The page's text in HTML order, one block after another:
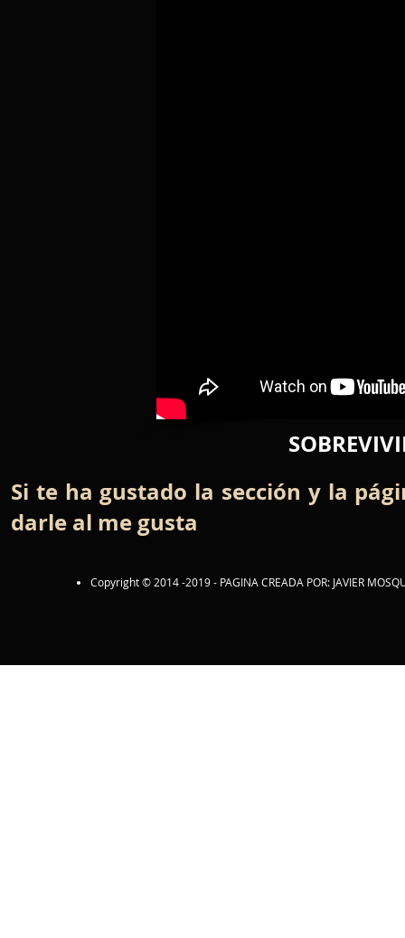
Si te ha gustado la sección y la
darle al me gusta
Copyright © 2014 -2019 - PAGINA CREADA POR: JAVIER